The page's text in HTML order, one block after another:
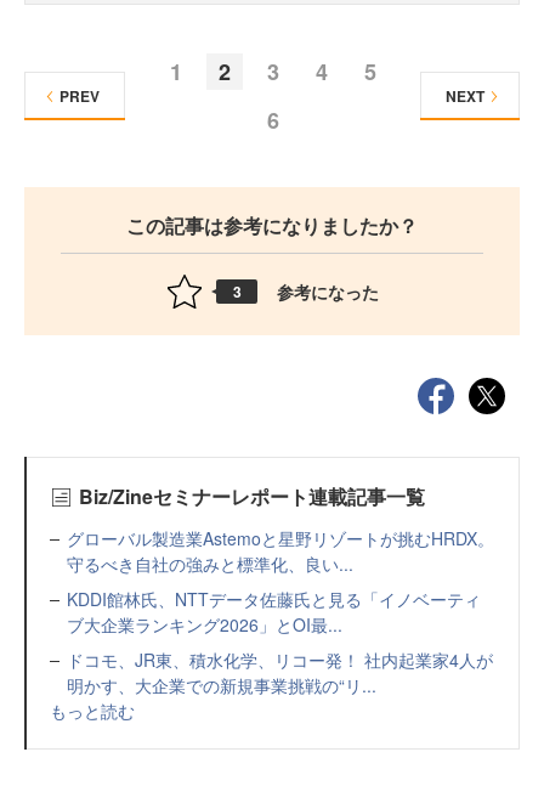
1 2 3 4
5
6
PREV NEXT
この記事は参考になりましたか？
3 参考になった
Biz/Zineセミナーレポート連載記事一覧
グローバル製造業Astemoと星野リゾートが挑むHRDX。
守るべき自社の強みと標準化、良い...
KDDI館林氏、NTTデータ佐藤氏と見る「イノベーティ
ブ大企業ランキング2026」とOI最...
ドコモ、JR東、積水化学、リコー発！ 社内起業家4人が
明かす、大企業での新規事業挑戦の“リ...
もっと読む